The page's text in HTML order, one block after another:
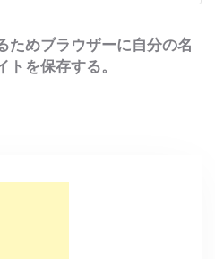
ためブラウザーに自分の名
を保存する。